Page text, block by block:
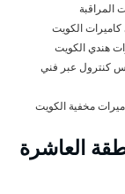
المراقبة
كاميرات الكويت
هندي الكويت
كنترول عبر فني
مخفية الكويت
العاشرة